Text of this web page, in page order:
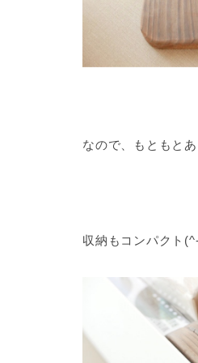
なので、もともと
収納もコンパクト